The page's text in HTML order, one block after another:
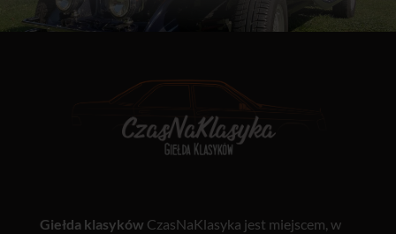
Giełda klasyków CzasNaKlasyka jest miejscem, w